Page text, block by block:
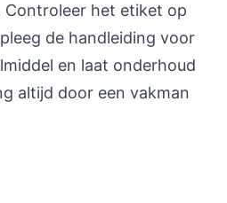
het etiket op
de handleiding voor
en laat onderhoud
altijd door een vakman